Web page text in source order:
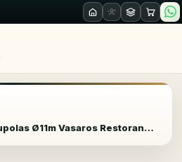
TUBORG Paplūdimio Kupolas Ø11m Vasaros Restoranui Shiva Bar | Kunigiškės, Palanga